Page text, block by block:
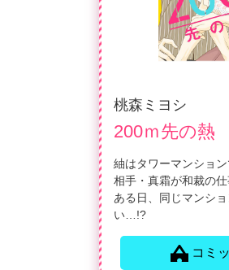
桃森ミヨシ
200ｍ先の熱
紬はタワーマンショ
相手・真霜が和裁の仕
ある日、同じマンシ
い…!?
コミ